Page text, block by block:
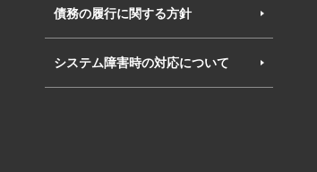
債務の履行に関する方針
システム障害時の対応について